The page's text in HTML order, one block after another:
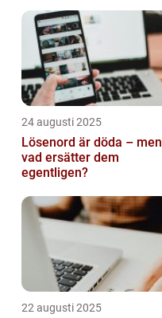
24 augusti 2025
Lösenord är döda – men
vad ersätter dem
egentligen?
22 augusti 2025